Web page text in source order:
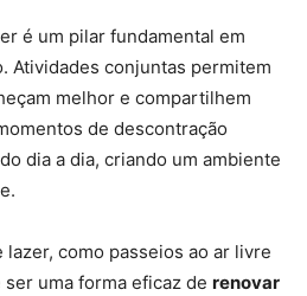
é um pilar fundamental em
Atividades conjuntas permitem
melhor e compartilhem
de descontração
dia a dia, criando um ambiente
como passeios ao ar livre
uma forma eficaz de renovar